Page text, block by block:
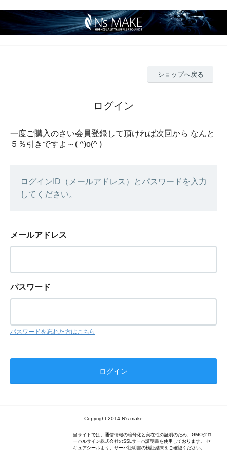
ショップへ戻る
ログイン
一度ご購入のさい会員登録して頂ければ次回から なんと
５％引きですよ～( ^)o(^ )
ログインID（メールアドレス）とパスワードを入力
してください。
メールアドレス
パスワード
パスワードを忘れた方はこちら
Copyright 2014 N's make
当サイトでは、通信情報の暗号化と実在性の証明のため、GMOグロ
ーバルサイン株式会社のSSLサーバ証明書を使用しております。 セ
キュアシールより、サーバ証明書の検証結果をご確認ください。